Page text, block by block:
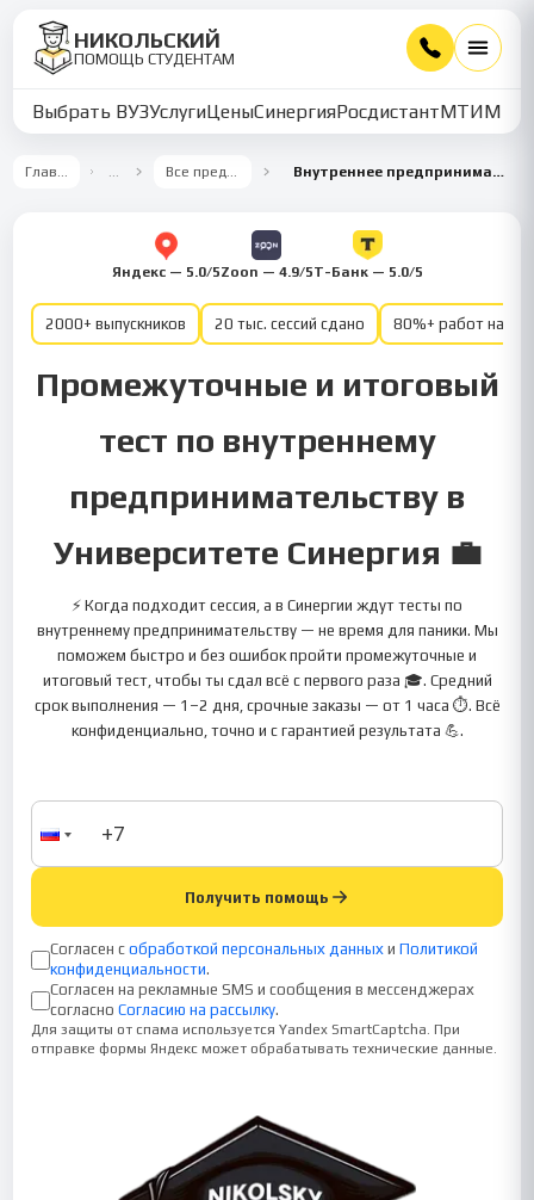
НИКОЛЬСКИЙ
ПОМОЩЬ СТУДЕНТАМ
Выбрать ВУЗУслугиЦеныСинергияРосдистантМТИММУ
Главная … Все предметы Внутреннее предпринимательство
Яндекс — 5.0/5Zoon — 4.9/5Т-Банк — 5.0/5
2000+ выпускников 20 тыс. сессий сдано 80%+ работ на
Промежуточные и итоговый
тест по внутреннему
предпринимательству в
Университете Синергия 💼
⚡ Когда подходит сессия, а в Синергии ждут тесты по
внутреннему предпринимательству — не время для паники. Мы
поможем быстро и без ошибок пройти промежуточные и
итоговый тест, чтобы ты сдал всё с первого раза 🎓. Средний
срок выполнения — 1–2 дня, срочные заказы — от 1 часа ⏱. Всё
конфиденциально, точно и с гарантией результата 💪.
Получить помощь
Согласен с обработкой персональных данных и Политикой
конфиденциальности.
Согласен на рекламные SMS и сообщения в мессенджерах
согласно Согласию на рассылку.
Для защиты от спама используется Yandex SmartCaptcha. При
отправке формы Яндекс может обрабатывать технические данные.